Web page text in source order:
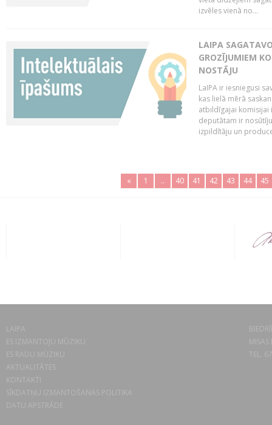
izvēles vienā no...
LAIPA
GROZĪJUMIEM
NOSTĀJU
LaIPA ir iesniegusi
kas lielā mērā
atbildīgajai komisijai
deputātam ir
izpildītāju un
« 1 .. 40 41 42 43 44 45
LAIPA
ES IZMANTOJU MŪZIKU
ES RADU MŪZIKU
AKTUALITĀTES
KONTAKTI
SĪKDATŅU IZMANTOŠANAS POLITIKA
DATU APSTRĀDE
TEL.